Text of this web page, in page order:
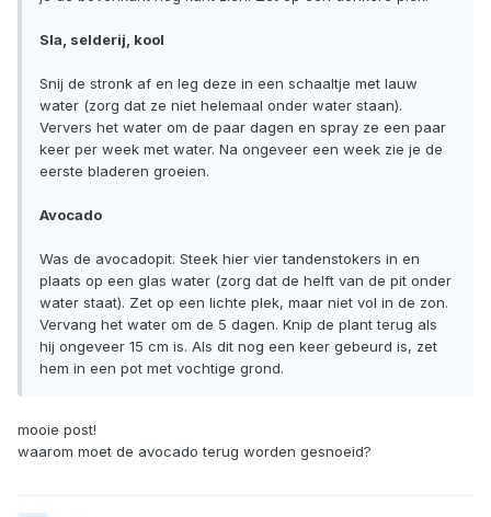
Sla, selderij, kool
Snij de stronk af en leg deze in een schaaltje met lauw
water (zorg dat ze niet helemaal onder water staan).
Ververs het water om de paar dagen en spray ze een paar
keer per week met water. Na ongeveer een week zie je de
eerste bladeren groeien.
Avocado
Was de avocadopit. Steek hier vier tandenstokers in en
plaats op een glas water (zorg dat de helft van de pit onder
water staat). Zet op een lichte plek, maar niet vol in de zon.
Vervang het water om de 5 dagen. Knip de plant terug als
hij ongeveer 15 cm is. Als dit nog een keer gebeurd is, zet
hem in een pot met vochtige grond.
mooie post!
waarom moet de avocado terug worden gesnoeid?